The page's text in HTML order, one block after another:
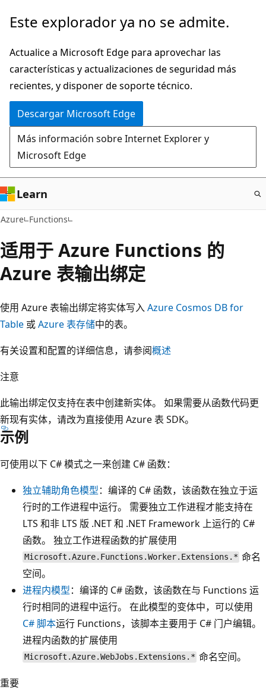
Ir
contenido
principal
Este explorador ya no se admite.
Actualice a Microsoft Edge para aprovechar las
características y actualizaciones de seguridad más
recientes, y disponer de soporte técnico.
Descargar Microsoft Edge
Más información sobre Internet Explorer y
Microsoft Edge
Learn
Azure Functions
适用于 Azure Functions 的
Azure 表输出绑定
使用 Azure 表输出绑定将实体写入Azure Cosmos DB for
Table 或Azure 表存储中的表。
有关设置和配置的详细信息，请参阅概述
注意
此输出绑定仅支持在表中创建新实体。 如果需要从函数代码更
新现有实体，请改为直接使用 Azure 表 SDK。
示例
可使用以下 C# 模式之一来创建 C# 函数：
独立辅助角色模型：编译的 C# 函数，该函数在独立于运
行时的工作进程中运行。 需要独立工作进程才能支持在
LTS 和非 LTS 版 .NET 和 .NET Framework 上运行的 C#
函数。 独立工作进程函数的扩展使用
Microsoft.Azure.Functions.Worker.Extensions.* 命名
空间。
进程内模型：编译的 C# 函数，该函数在与 Functions 运
行时相同的进程中运行。 在此模型的变体中，可以使用
C# 脚本运行 Functions，该脚本主要用于 C# 门户编辑。
进程内函数的扩展使用
Microsoft.Azure.WebJobs.Extensions.* 命名空间。
重要